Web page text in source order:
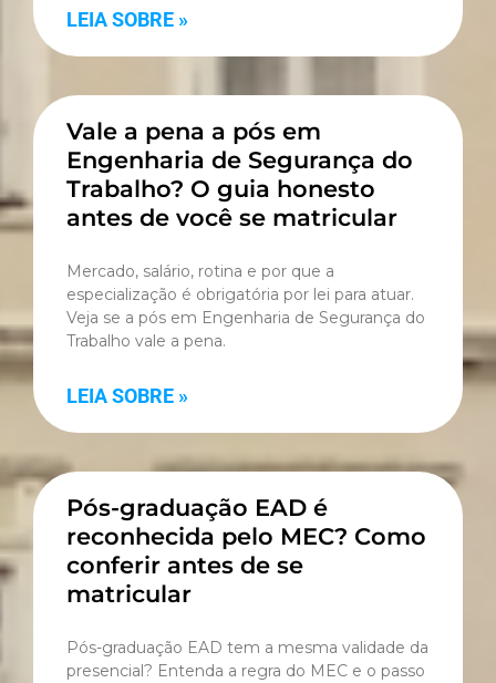
LEIA SOBRE »
Vale a pena a pós em
Engenharia de Segurança do
Trabalho? O guia honesto
antes de você se matricular
Mercado, salário, rotina e por que a
especialização é obrigatória por lei para atuar.
Veja se a pós em Engenharia de Segurança do
Trabalho vale a pena.
LEIA SOBRE »
Pós-graduação EAD é
reconhecida pelo MEC? Como
conferir antes de se
matricular
Pós-graduação EAD tem a mesma validade da
presencial? Entenda a regra do MEC e o passo